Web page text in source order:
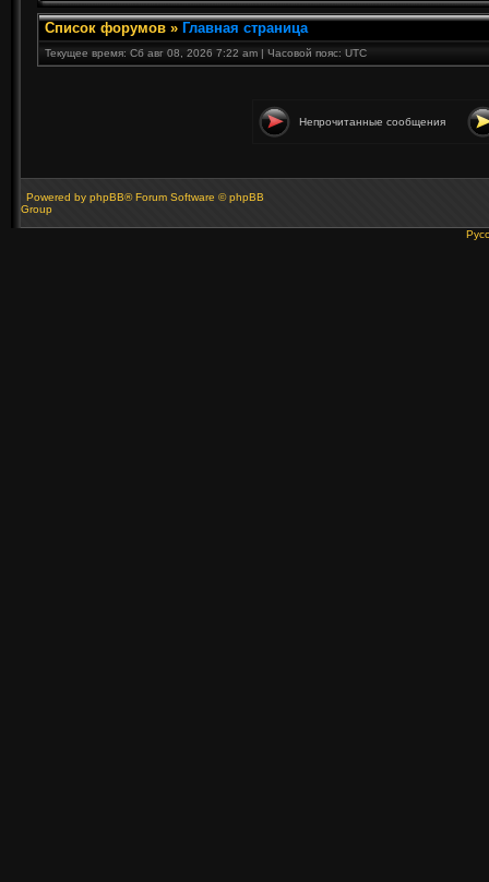
Список форумов » Главная страница
Текущее время: Сб авг 08, 2026 7:22 am | Часовой пояс: UTC
Непрочитанные сообщения
Powered by phpBB® Forum Software © phpBB
Group